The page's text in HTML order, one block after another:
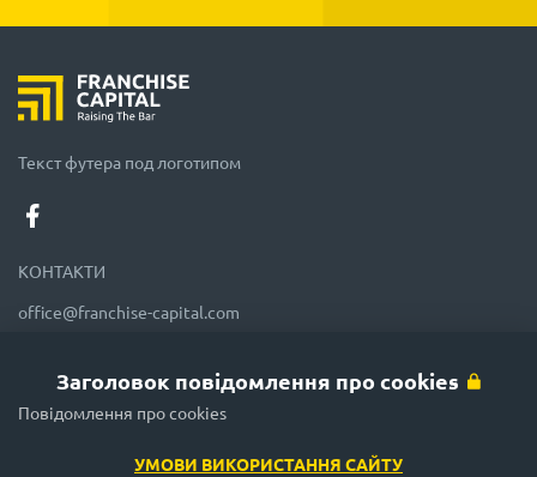
Заголовок повідомлення про cookies
Повідомлення про cookies
УМОВИ ВИКОРИСТАННЯ САЙТУ
Текст футера под логотипом
КОНТАКТИ
office@franchise-capital.com
Великобританія, Лондон
Усі офіси